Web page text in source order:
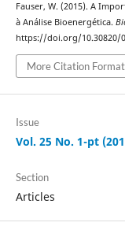
Fauser, W. (2015). A
à Análise Bioenergética.
https://doi.org/10.30820/
More Citation
Issue
Vol. 25 No. 1-pt
Section
Articles